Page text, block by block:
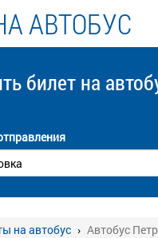
АВТОБУС
билет на
на автобус Автобус